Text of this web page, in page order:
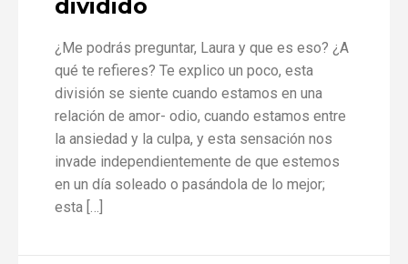
dividido
¿Me podrás preguntar, Laura y que es eso? ¿A
qué te refieres? Te explico un poco, esta
división se siente cuando estamos en una
relación de amor- odio, cuando estamos entre
la ansiedad y la culpa, y esta sensación nos
invade independientemente de que estemos
en un día soleado o pasándola de lo mejor;
esta […]